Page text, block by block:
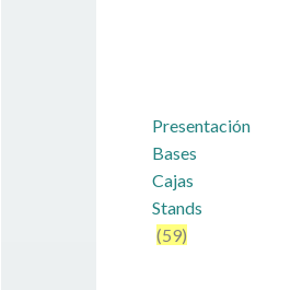
Presentación
Bases
Cajas
Stands
(59)